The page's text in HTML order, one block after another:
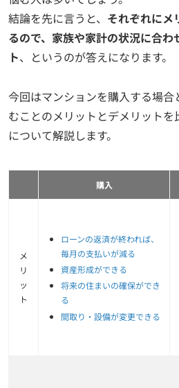
結論を先に言うと、 それぞれにメ
るので、家族や家計の状況に合わ
ト、というのが答えになります。
今回はマンションを購入する場
むことのメリットとデメリット
について解説します。
購入
メ
リ
ッ
ト
ローンの返済が終われば、
毎月の支払いが減る
資産形成ができる
将来の住まいの確保ができ
る
間取り・設備が変更できる